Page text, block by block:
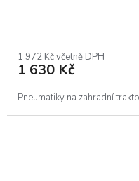
1 972 Kč včetně DPH
1 630 Kč
Pneumatiky na zahradní